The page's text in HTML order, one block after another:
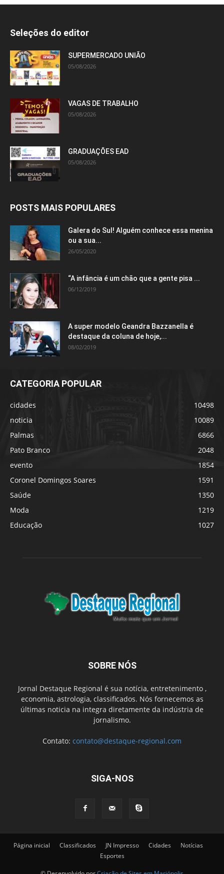
Seleções do editor
SUPERMERCADO UNIÃO
05/08/2026
VAGAS DE TRABALHO
05/08/2026
GRADUAÇÕES EAD
05/08/2026
POSTS MAIS POPULARES
Galera do Sul! Alguém conhece essa menina
ou a sua...
26/05/2020
“A infância é um chão que a gente pisa ...
06/12/2019
A super modelo Geandra Bazzanella é
destaque da coluna de hoje,...
08/02/2019
CATEGORIA POPULAR
cidades
10498
noticia
10089
Palmas
6866
Pato Branco
2048
evento
1854
Coronel Domingos Soares
1591
Saúde
1350
Moda
1219
Educação
1027
SOBRE NÓS
Jornal Destaque Regional é sua notícia, entretenimento ,
economia, astrologia, classificados. Nós fornecemos as
últimas noticia na integra diretamente da indústria de
jornalismo.
Contato: contato@destaque-regional.com
SIGA-NOS
Página inicial Classificados JN Impresso Cidades
Notícias
Esportes